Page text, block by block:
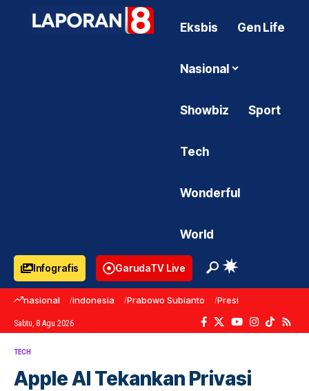
Eksbis Gen Life
Nasional
Showbiz Sport
Tech
Wonderful
World
Infografis GarudaTV Live
nasional indonesia Prabowo Subianto Presiden Prabowo
Sabtu, 8 Agu 2026
TECH
Apple AI Tekankan Privasi